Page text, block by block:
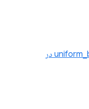
افزونه‌ی uniform_buffer_standard_layout در